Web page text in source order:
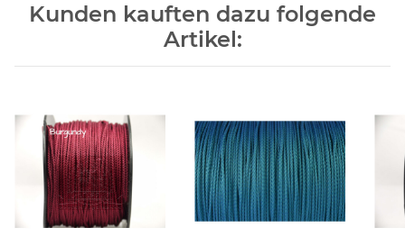
Kunden kauften dazu folgende
Artikel: